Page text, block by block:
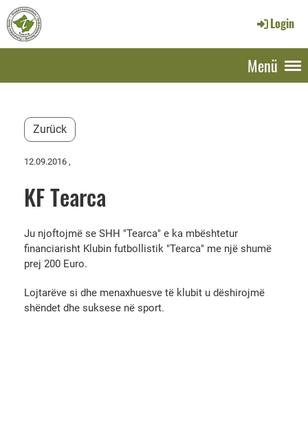
Login
Menü
Zurück
12.09.2016 ,
KF Tearca
Ju njoftojmë se SHH "Tearca" e ka mbështetur
financiarisht Klubin futbollistik "Tearca" me një shumë
prej 200 Euro.
Lojtarëve si dhe menaxhuesve të klubit u dëshirojmë
shëndet dhe suksese në sport.